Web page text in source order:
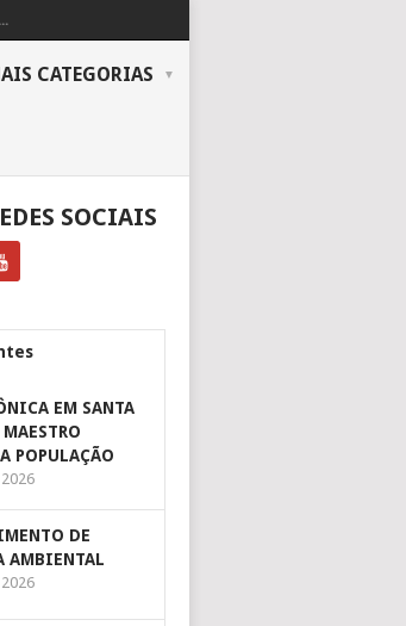
CATEGORIAS
SOCIAIS
EM SANTA
POPULAÇÃO
DE
AMBIENTAL